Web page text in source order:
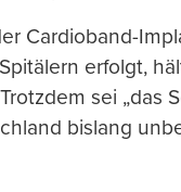
Cardioband-
erfolgt,
sei „das
bislang